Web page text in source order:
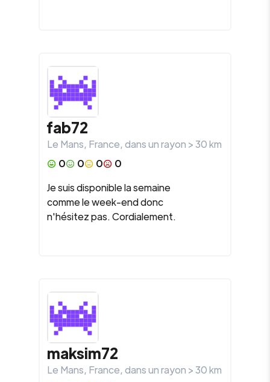
fab72
Le Mans, France, dans un rayon >30km
0
0 0
0
Je suis disponible la semaine
comme le week-end donc
n'hésitez pas. Cordialement.
maksim72
Le Mans, France, dans un rayon >30km